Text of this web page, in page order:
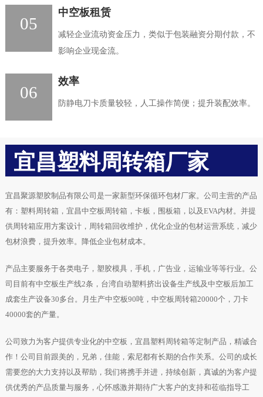
05
中空板租赁
减轻企业流动资金压力，类似于包装融资分期付款，不
影响企业现金流。
06
效率
防静电刀卡质量较轻，人工操作简便；提升装配效率。
宜昌塑料周转箱厂家
宜昌聚源塑胶制品有限公司是一家新型环保循环包材厂家。公司主营的产品
有：塑料周转箱，宜昌中空板周转箱，卡板，围板箱，以及EVA内材。并提
供周转箱应用方案设计，周转箱回收维护，优化企业的包材运营系统，减少
包材浪费，提升效率。降低企业包材成本。
产品主要服务于各类电子，塑胶模具，手机，广告业，运输业等等行业。公
司目前有中空板生产线2条，台湾自动塑料挤出设备生产线及中空板后加工
成套生产设备30多台。月生产中空板90吨，中空板周转箱20000个，刀卡
40000套的产量。
公司致力为客户提供专业化的中空板，宜昌塑料周转箱等定制产品，精诚合
作！公司目前跟美的，兄弟，佳能，索尼都有长期的合作关系。公司的成长
需要您的大力支持以及帮助，我们将携手并进，持续创新，真诚的为客户提
供优秀的产品质量与服务，心怀感激并期待广大客户的支持和莅临指导工